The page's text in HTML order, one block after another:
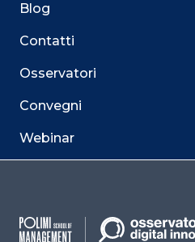
Blog
Contatti
Osservatori
Convegni
Webinar